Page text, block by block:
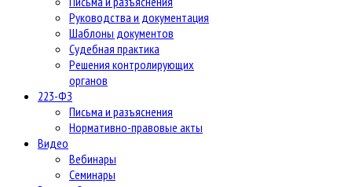
Руководства и документация
Шаблоны документов
Судебная практика
Решения контролирующих
органов
223-ФЗ
Письма и разъяснения
Нормативно-правовые акты
Видео
Вебинары
Семинары